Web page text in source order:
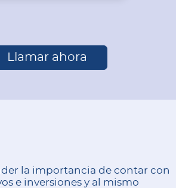
Llamar ahora
la importancia de contar con
e inversiones y al mismo